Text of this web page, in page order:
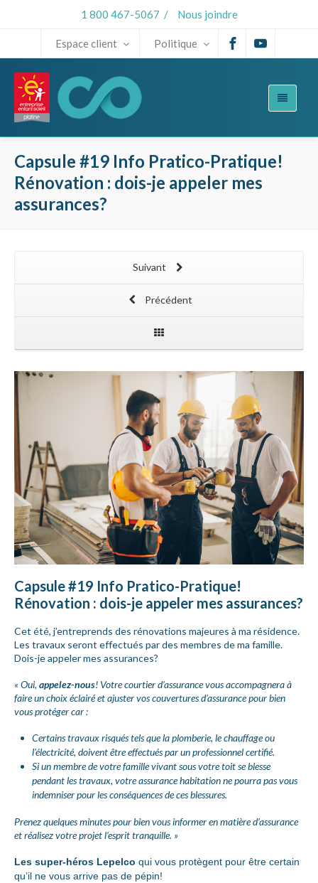
1 800 467-5067 / Nous joindre
Espace client Politique
Capsule #19 Info Pratico-Pratique!
Rénovation : dois-je appeler mes
assurances?
Suivant
Précédent
Capsule #19 Info Pratico-Pratique!
Rénovation : dois-je appeler mes assurances?
Cet été, j’entreprends des rénovations majeures à ma résidence.
Les travaux seront effectués par des membres de ma famille.
Dois-je appeler mes assurances?
« Oui, appelez-nous! Votre courtier d’assurance vous accompagnera à
faire un choix éclairé et ajuster vos couvertures d’assurance pour bien
vous protéger car :
Certains travaux risqués tels que la plomberie, le chauffage ou
l’électricité, doivent être effectués par un professionnel certifié.
Si un membre de votre famille vivant sous votre toit se blesse
pendant les travaux, votre assurance habitation ne pourra pas vous
indemniser pour les conséquences de ces blessures.
Prenez quelques minutes pour bien vous informer en matière d’assurance
et réalisez votre projet l’esprit tranquille. »
Les super-héros Lepelco qui vous protègent pour être certain
qu’il ne vous arrive pas de pépin!